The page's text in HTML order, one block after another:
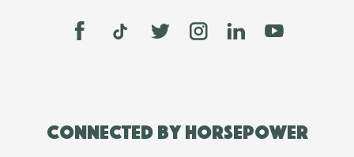
Connected by Horsepower